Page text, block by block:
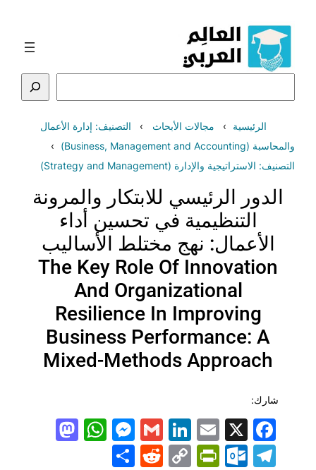
المحتوى
الرئيسية مجالات الأبحاث
التصنيف: إدارة الأعمال
والمحاسبة (Business, Management and Accounting)
التصنيف: الاستراتيجية والإدارة (Strategy and Management)
الدور الرئيسي للابتكار والمرونة
التنظيمية في تحسين أداء
الأعمال: نهج مختلط الأساليب
The Key Role Of Innovation
And Organizational
Resilience In Improving
Business Performance: A
Mixed-Methods Approach
شارك:
Facebook
X
Email
LinkedIn
Gmail
Telegram
Outlook.com
PrintFriendly
Copy
Reddit
Share